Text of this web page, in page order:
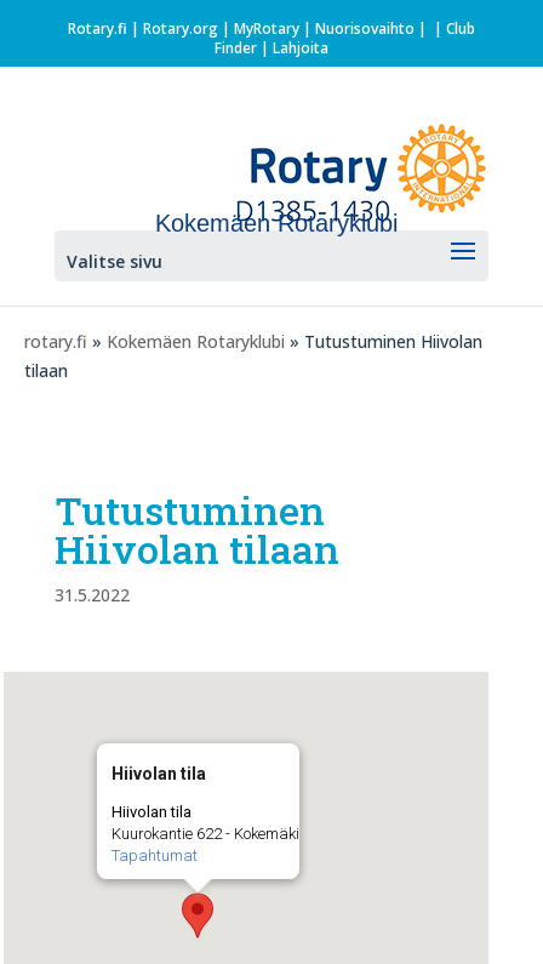
Rotary.fi | Rotary.org| MyRotary | Nuorisovaihto | | Club
Finder| Lahjoita
Kokemäen Rotaryklubi
Valitse sivu
rotary.fi » Kokemäen Rotaryklubi » Tutustuminen Hiivolan
tilaan
Tutustuminen
Hiivolan tilaan
31.5.2022
Hiivolan tila
Hiivolan tila
Kuurokantie 622 - Kokemäki
Tapahtumat